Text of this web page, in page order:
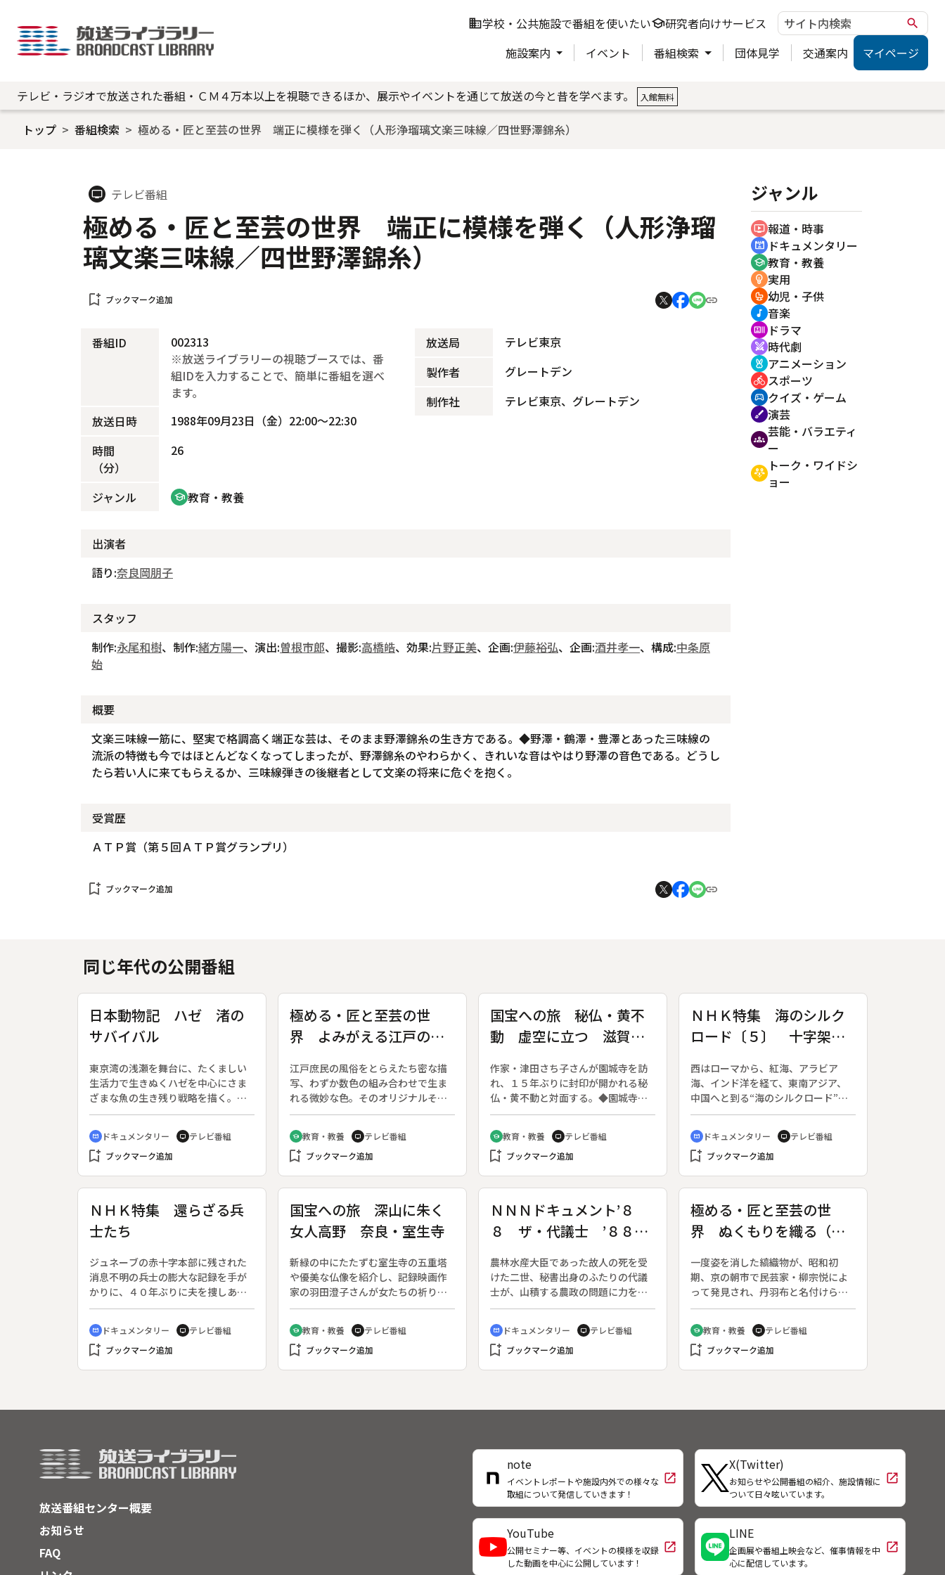
business学校・公共施設で番組を使いたいschool研究者向けサービス search
施設案内 イベント 番組検索 団体見学 交通案内 マイページ
テレビ・ラジオで放送された番組・ＣＭ４万本以上を視聴できるほか、展示やイベントを通じて放送の今と昔を学べます。 入館無料
トップ 番組検索 極める・匠と至芸の世界 端正に模様を弾く（人形浄瑠璃文楽三味線／四世野澤錦糸）
tv テレビ番組
極める・匠と至芸の世界 端正に模様を弾く（人形浄瑠
璃文楽三味線／四世野澤錦糸）
bookmark_add ブックマーク追加
番組ID
002313
※放送ライブラリーの視聴ブースでは、番
組IDを入力することで、簡単に番組を選べ
ます。
放送日時
1988年09月23日（金）22:00～22:30
時間
（分）
26
ジャンル school 教育・教養
放送局
テレビ東京
製作者
グレートデン
制作社
テレビ東京、グレートデン
出演者
語り:奈良岡朋子
スタッフ
制作:永尾和樹、制作:緒方陽一、演出:曽根市郎、撮影:高橋皓、効果:片野正美、企画:伊藤裕弘、企画:酒井孝一、構成:中条原
始
概要
文楽三味線一筋に、堅実で格調高く端正な芸は、そのまま野澤錦糸の生き方である。◆野澤・鶴澤・豊澤とあった三味線の
流派の特徴も今ではほとんどなくなってしまったが、野澤錦糸のやわらかく、きれいな音はやはり野澤の音色である。どうし
たら若い人に来てもらえるか、三味線弾きの後継者として文楽の将来に危ぐを抱く。
受賞歴
ＡＴＰ賞（第５回ＡＴＰ賞グランプリ）
bookmark_add ブックマーク追加
ジャンル
ondemand_video 報道・時事
cinematic_blur ドキュメンタリー
school 教育・教養
emoji_objects 実用
crib 幼児・子供
music_note 音楽
recent_actors ドラマ
swords 時代劇
cruelty_free アニメーション
directions_bike スポーツ
sports_esports クイズ・ゲーム
brush 演芸
groups 芸能・バラエティ
ー
adaptive_audio_mic トーク・ワイドシ
ョー
同じ年代の公開番組
日本動物記 ハゼ 渚の
サバイバル
東京湾の浅瀬を舞台に、たくましい
生活力で生きぬくハゼを中心にさま
ざまな魚の生き残り戦略を描く。◆
埋めたてにつぐ埋めたてで、海岸線
の９割がコンクリートで覆われてい
る東京湾。水中はヘドロが漂い視界
は１メートル以下、３メートル潜れ
沖合数キロに及ぶ海は生き物にはま
たとない環境で、うまく適応した魚
が案外住んでいる。なかでもハゼは
その代表格。湾内に一番多いのはマ
缶を巧みに利用して巣としている。
その産卵の全過程を追う。
cinematic_blur ドキュメンタリー tv テレビ番組
bookmark_add ブックマーク追加
極める・匠と至芸の世
界 よみがえる江戸の色
保存協会）
江戸庶民の風俗をとらえたち密な描
写、わずか数色の組み合わせで生ま
れる微妙な色。そのオリジナルその
ままに、現代の彫り師、摺り師が手
間と時間をかけて一枚の浮世絵を現
代に再現する。◆東京・元浅草に住
む保存技術者の協力と綿密な原画分
でを忠実にたどる。そして伝承した
高度な技術を駆使して、広重の『六
十余州名所図絵・山城嵐山渡月橋』
を摺り上げる。
school 教育・教養 tv テレビ番組
bookmark_add ブックマーク追加
国宝への旅 秘仏・黄不
動 虚空に立つ 滋賀・
作家・津田さち子さんが園城寺を訪
れ、１５年ぶりに封印が開かれる秘
仏・黄不動と対面する。◆園城寺で
は智証大師１１００年の遠忌（５０
年ごとの法会）を２年後に控え、１
９８８年（昭和６３）春、秘仏「黄
不動」が１５年ぶりに開封されるこ
うな言い伝えがある。智証大師２５
前に金色に輝く像が虚空から現われ
た。大師はただちに絵師にその不動
た…。◆津田さんはこの２０年来、
秘仏を求めて各地の寺を旅し、仏に
寄せる人々の心をたずねてきた。今
school 教育・教養 tv テレビ番組
bookmark_add ブックマーク追加
ＮＨＫ特集 海のシルク
ロード〔５〕 十字架の
西はローマから、紅海、アラビア
海、インド洋を経て、東南アジア、
中国へと到る“海のシルクロード”。
インドの胡椒、東南アジアの香料、
中国の絹や陶磁などの産物や、宗
教・文化の伝播に大きな役割を果た
した航路をたどる。（１９８８年４
送、全１２回）◆第５回は、十字架
に導かれて海を渡った３人の男、聖
トマス、バスコ・ダ・ガマ、フラン
シスコ・ザビエルの足跡をたどる。
かう船が帆を休めるオアシスであっ
た。ポルトガルの旧植民地ゴアに眠
るザビエルの遺体、ガマ上陸の地カ
cinematic_blur ドキュメンタリー tv テレビ番組
bookmark_add ブックマーク追加
ＮＨＫ特集 還らざる兵
士たち
ジュネーブの赤十字本部に残された
消息不明の兵士の膨大な記録を手が
かりに、４０年ぶりに夫を捜しあて
た妻や、息子の生息を信じて消息を
求め続ける母など、戦争にふみにじ
られる“家族の絆”を描く。◆赤十字
国際委員会には、第２次大戦から今
は１年間で２００万通。あと３０年
cinematic_blur ドキュメンタリー tv テレビ番組
bookmark_add ブックマーク追加
国宝への旅 深山に朱く
女人高野 奈良・室生寺
新緑の中にたたずむ室生寺の五重塔
や優美な仏像を紹介し、記録映画作
家の羽田澄子さんが女たちの祈りの
跡をたどる。◆かつて女性は高野山
をはじめ多くの仏教の聖地への立ち
入りを拒まれてきた。そうした中で
室生寺は女たちの心を受け止めるか
の一木造り、平安時代始めの作であ
school 教育・教養 tv テレビ番組
bookmark_add ブックマーク追加
ＮＮＮドキュメント’８
８ ザ・代議士 ’８８
農林水産大臣であった故人の死を受
けた二世、秘書出身のふたりの代議
士が、山積する農政の問題に力を注
ぐ姿を通して、地方の視点から政治
家の役割と実態をみつめる。◆１９
７７年（昭和５２）農水相に就任し
て農産物の輸入自由化交渉に初めて
問題の解決に力を入れている。北海
りの代議士はいま何を考え、どう行
動しようとしているのか。
cinematic_blur ドキュメンタリー tv テレビ番組
bookmark_add ブックマーク追加
極める・匠と至芸の世
界 ぬくもりを織る（丹
会）
一度姿を消した縞織物が、昭和初
期、京の朝市で民芸家・柳宗悦によ
って発見され、丹羽布と名付けられ
た。兵庫県氷上郡青垣町佐治という
小さな集落で織られている。手で紡
いだ木綿糸を草木染めした素朴な織
物にはぬくもりがある。夜叉ぶしの
で今も山間の女性が守っている。
school 教育・教養 tv テレビ番組
bookmark_add ブックマーク追加
放送番組センター概要
お知らせ
FAQ
note
イベントレポートや施設内外での様々な
取組について発信していきます！
open_in_new
X(Twitter)
お知らせや公開番組の紹介、施設情報に
ついて日々呟いています。
open_in_new
YouTube
公開セミナー等、イベントの模様を収録
した動画を中心に公開しています！
open_in_new
LINE
企画展や番組上映会など、催事情報を中
心に配信しています。
open_in_new